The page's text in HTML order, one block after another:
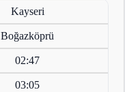
Kayseri
Boğazköprü
02:47
03:05